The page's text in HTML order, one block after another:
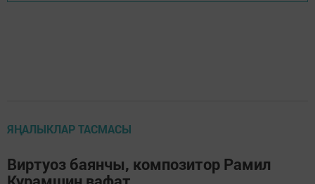
ЯҢАЛЫКЛАР ТАСМАСЫ
Виртуоз баянчы, композитор Рамил